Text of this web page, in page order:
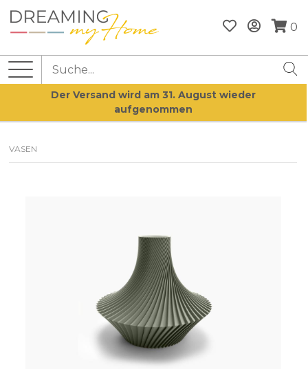
0
Der Versand wird am 31. August wieder
aufgenommen
VASEN